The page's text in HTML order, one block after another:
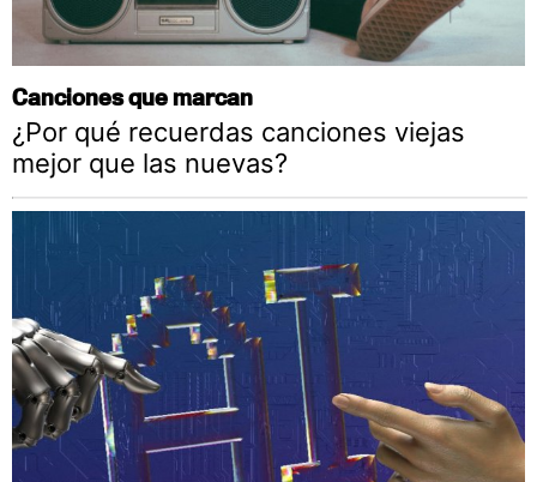
Canciones que marcan
¿Por qué recuerdas canciones viejas
mejor que las nuevas?